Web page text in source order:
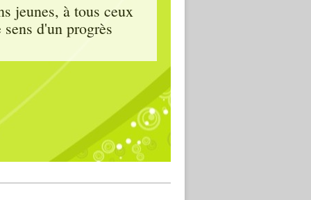
jeunes, à tous ceux
d'un progrès